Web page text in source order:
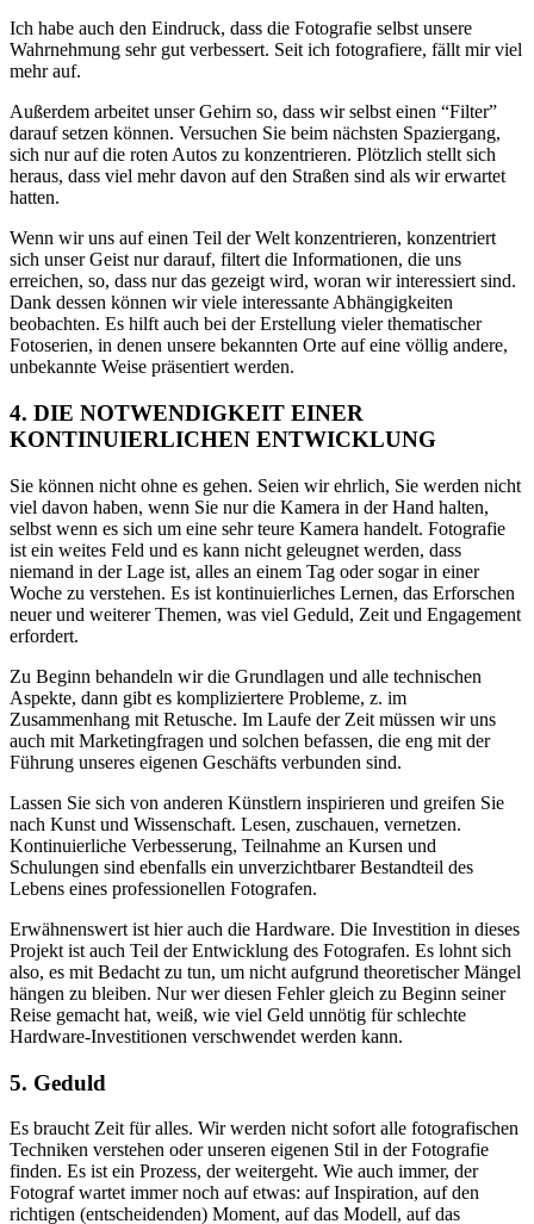
Ich habe auch den Eindruck, dass die Fotografie selbst unsere
Wahrnehmung sehr gut verbessert. Seit ich fotografiere, fällt mir viel
mehr auf.
Außerdem arbeitet unser Gehirn so, dass wir selbst einen “Filter”
darauf setzen können. Versuchen Sie beim nächsten Spaziergang,
sich nur auf die roten Autos zu konzentrieren. Plötzlich stellt sich
heraus, dass viel mehr davon auf den Straßen sind als wir erwartet
hatten.
Wenn wir uns auf einen Teil der Welt konzentrieren, konzentriert
sich unser Geist nur darauf, filtert die Informationen, die uns
erreichen, so, dass nur das gezeigt wird, woran wir interessiert sind.
Dank dessen können wir viele interessante Abhängigkeiten
beobachten. Es hilft auch bei der Erstellung vieler thematischer
Fotoserien, in denen unsere bekannten Orte auf eine völlig andere,
unbekannte Weise präsentiert werden.
4. DIE NOTWENDIGKEIT EINER
KONTINUIERLICHEN ENTWICKLUNG
Sie können nicht ohne es gehen. Seien wir ehrlich, Sie werden nicht
viel davon haben, wenn Sie nur die Kamera in der Hand halten,
selbst wenn es sich um eine sehr teure Kamera handelt. Fotografie
ist ein weites Feld und es kann nicht geleugnet werden, dass
niemand in der Lage ist, alles an einem Tag oder sogar in einer
Woche zu verstehen. Es ist kontinuierliches Lernen, das Erforschen
neuer und weiterer Themen, was viel Geduld, Zeit und Engagement
erfordert.
Zu Beginn behandeln wir die Grundlagen und alle technischen
Aspekte, dann gibt es kompliziertere Probleme, z. im
Zusammenhang mit Retusche. Im Laufe der Zeit müssen wir uns
auch mit Marketingfragen und solchen befassen, die eng mit der
Führung unseres eigenen Geschäfts verbunden sind.
Lassen Sie sich von anderen Künstlern inspirieren und greifen Sie
nach Kunst und Wissenschaft. Lesen, zuschauen, vernetzen.
Kontinuierliche Verbesserung, Teilnahme an Kursen und
Schulungen sind ebenfalls ein unverzichtbarer Bestandteil des
Lebens eines professionellen Fotografen.
Erwähnenswert ist hier auch die Hardware. Die Investition in dieses
Projekt ist auch Teil der Entwicklung des Fotografen. Es lohnt sich
also, es mit Bedacht zu tun, um nicht aufgrund theoretischer Mängel
hängen zu bleiben. Nur wer diesen Fehler gleich zu Beginn seiner
Reise gemacht hat, weiß, wie viel Geld unnötig für schlechte
Hardware-Investitionen verschwendet werden kann.
5. Geduld
Es braucht Zeit für alles. Wir werden nicht sofort alle fotografischen
Techniken verstehen oder unseren eigenen Stil in der Fotografie
finden. Es ist ein Prozess, der weitergeht. Wie auch immer, der
Fotograf wartet immer noch auf etwas: auf Inspiration, auf den
richtigen (entscheidenden) Moment, auf das Modell, auf das